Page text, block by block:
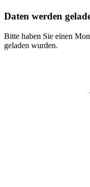
Daten werden
Bitte haben Sie einen
geladen wurden.